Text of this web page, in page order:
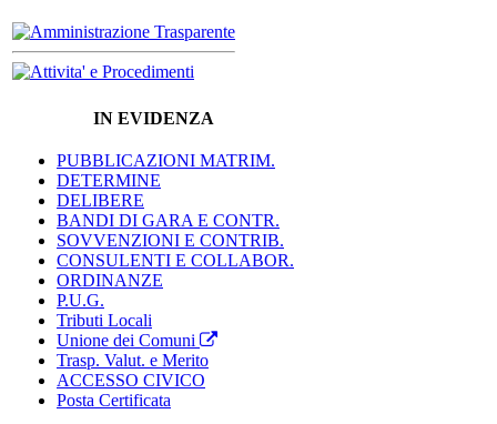
IN EVIDENZA
PUBBLICAZIONI MATRIM.
DETERMINE
DELIBERE
BANDI DI GARA E CONTR.
SOVVENZIONI E CONTRIB.
CONSULENTI E COLLABOR.
ORDINANZE
P.U.G.
Tributi Locali
Unione dei Comuni
Trasp. Valut. e Merito
ACCESSO CIVICO
Posta Certificata